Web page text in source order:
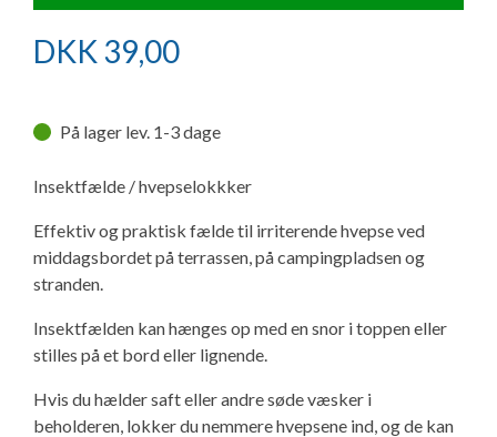
Adria Astella
Next
Hobby Prestige
Ny campingvogn - godt at vide
Finansiering af campingvogn
Forsikring af campingvogn
Brugte telte og udstyr
Isabella fortelte
Isabella Fortelte
Isabella Lufttelte
Isabella weekend- og vinterfortelte
Camping erhverv
Adria Coral
Internet i campingvognen
Gas-komfort i din campingvogn
E-trailer kontrol- og sikkerhedsapp
Byvand - rindende vand i campingvognen
3 spændende ideer til campingvognen
GPS tracker til autocamper og campingvogn
GRØN Virksomhed
Klagemuligheder
Konkurrenceregler
Handelsbetingelser - webshop
Cookie & Privatlivspolitik
DKK 39,00
På lager lev. 1-3 dage
Insektfælde / hvepselokkker
Effektiv og praktisk fælde til irriterende hvepse ved
middagsbordet på terrassen, på campingpladsen og
stranden.
Insektfælden kan hænges op med en snor i toppen eller
stilles på et bord eller lignende.
Hvis du hælder saft eller andre søde væsker i
beholderen, lokker du nemmere hvepsene ind, og de kan